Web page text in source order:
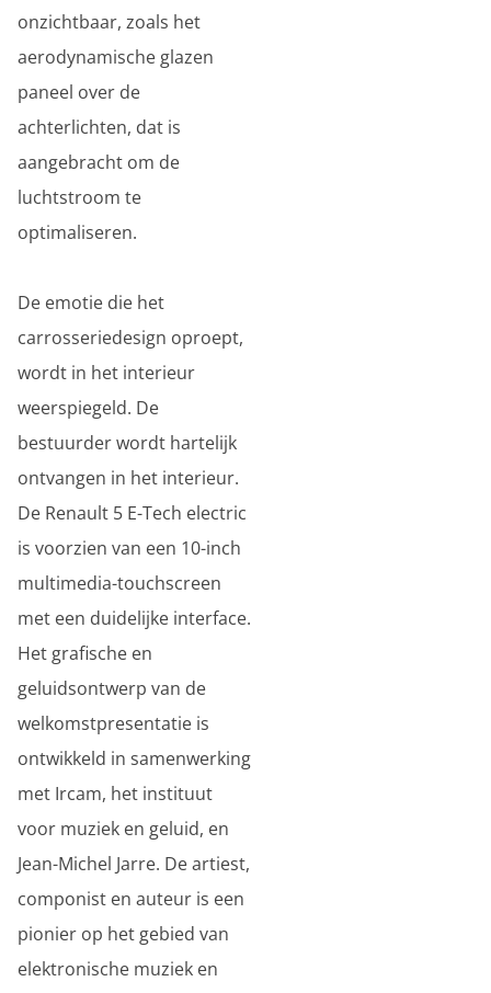
onzichtbaar, zoals het
aerodynamische glazen
paneel over de
achterlichten, dat is
aangebracht om de
luchtstroom te
optimaliseren.
De emotie die het
carrosseriedesign oproept,
wordt in het interieur
weerspiegeld. De
bestuurder wordt hartelijk
ontvangen in het interieur.
De Renault 5 E-Tech electric
is voorzien van een 10-inch
multimedia-touchscreen
met een duidelijke interface.
Het grafische en
geluidsontwerp van de
welkomstpresentatie is
ontwikkeld in samenwerking
met Ircam, het instituut
voor muziek en geluid, en
Jean-Michel Jarre. De artiest,
componist en auteur is een
pionier op het gebied van
elektronische muziek en